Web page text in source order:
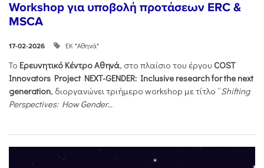
Workshop για υποβολή προτάσεων ERC &
MSCA
17-02-2026 ΕΚ "Αθηνά"
Το Ερευνητικό Κέντρο Αθηνά, στο πλαίσιο του έργου COST
Innovators Project NEXT-GENDER: Inclusive research for the next
generation, διοργανώνει τριήμερο workshop με τίτλο “Shifting
Perspectives: How Gender...